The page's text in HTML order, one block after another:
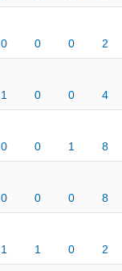
0 0 0 2
1 0 0 4
0 0 1 8
0 0 0 8
1 1 0 2